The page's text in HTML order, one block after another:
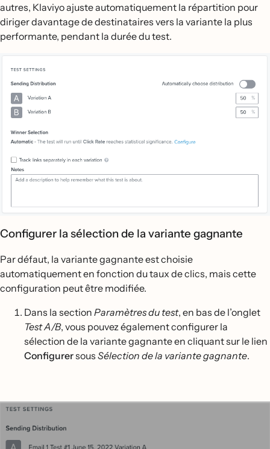
autres, Klaviyo ajuste automatiquement la répartition pour
diriger davantage de destinataires vers la variante la plus
performante, pendant la durée du test.
Configurer la sélection de la variante gagnante
Par défaut, la variante gagnante est choisie
automatiquement en fonction du taux de clics, mais cette
configuration peut être modifiée.
Dans la section Paramètres du test, en bas de l’onglet
Test A/B, vous pouvez également configurer la
sélection de la variante gagnante en cliquant sur le lien
Configurersous Sélection de la variante gagnante.